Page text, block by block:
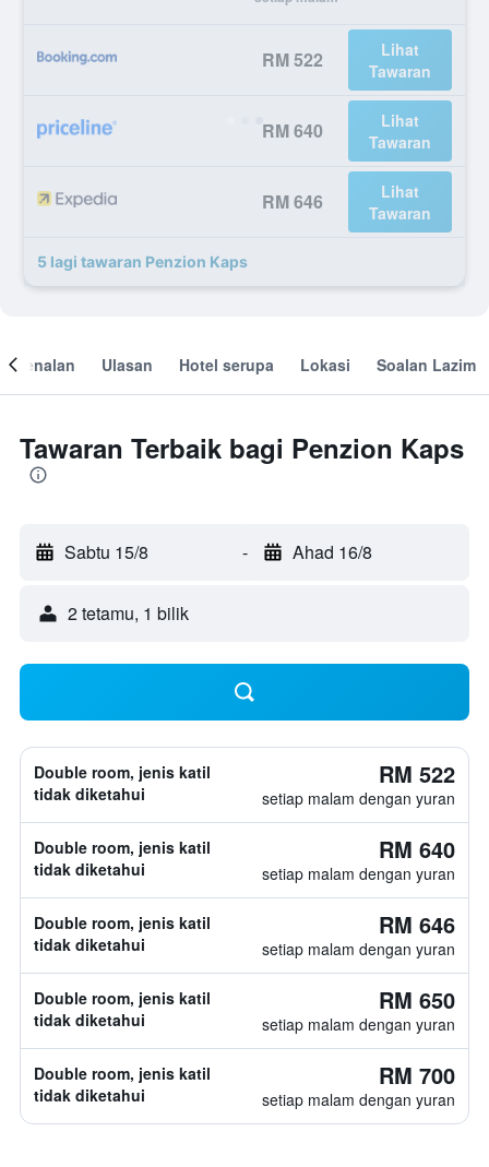
RM 522
Lihat
Tawaran
RM 640
Lihat
Tawaran
RM 646
Lihat
Tawaran
5 lagi tawaran Penzion Kaps
Ulasan Hotel serupa Lokasi Soalan Lazim
Tawaran Terbaik bagi Penzion Kaps
Sabtu 15/8 - Ahad 16/8
2 tetamu, 1 bilik
Double room, jenis katil
tidak diketahui
RM 522
setiap malam dengan yuran
Double room, jenis katil
tidak diketahui
RM 640
setiap malam dengan yuran
Double room, jenis katil
tidak diketahui
RM 646
setiap malam dengan yuran
Double room, jenis katil
tidak diketahui
RM 650
setiap malam dengan yuran
Double room, jenis katil
tidak diketahui
RM 700
setiap malam dengan yuran